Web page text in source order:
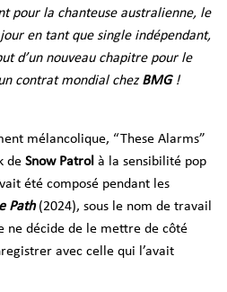
pour la chanteuse australienne, le
en tant que single indépendant,
d’un nouveau chapitre pour le
contrat mondial chez BMG !
mélancolique, “These Alarms”
de Snow Patrol à la sensibilité pop
été composé pendant les
Path (2024), sous le nom de travail
ne décide de le mettre de côté
avec celle qui l’avait